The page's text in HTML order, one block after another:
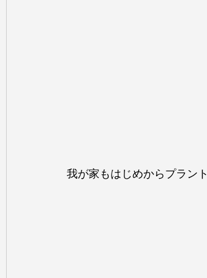
我が家もはじめからプラン